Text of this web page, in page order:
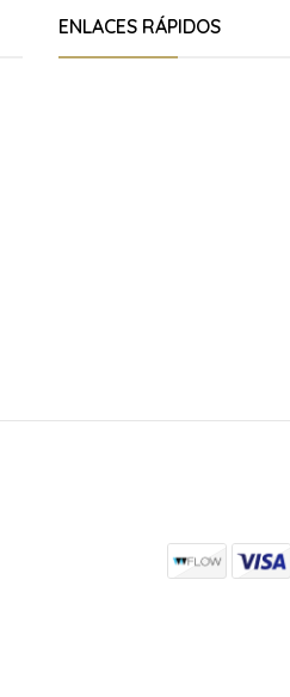
ENLACES RÁPIDOS